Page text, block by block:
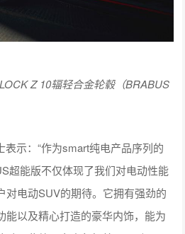
Z 10辐轻合金轮毂（BRABUS
示：“作为smart纯电产品序列的
超能版不仅体现了我们对电动性能
对电动SUV的期待。它拥有强劲的
能以及精心打造的豪华内饰，能为